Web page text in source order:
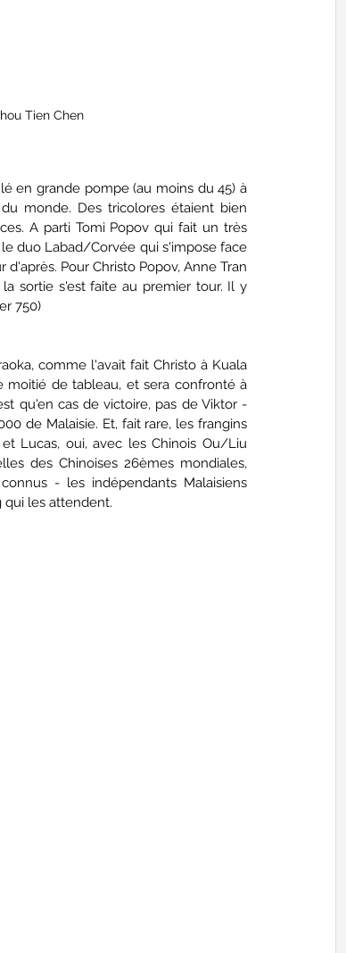
Tien Chen
en grande pompe (au moins du 45) à
monde. Des tricolores étaient bien
A parti Tomi Popov qui fait un très
duo Labad/Corvée qui s'impose face
Pour Christo Popov, Anne Tran
sortie s'est faite au premier tour. Il y
750)
comme l'avait fait Christo à Kuala
moitié de tableau, et sera confronté à
qu'en cas de victoire, pas de Viktor -
de Malaisie. Et, fait rare, les frangins
Lucas, oui, avec les Chinois Ou/Liu
des Chinoises 26èmes mondiales,
- les indépendants Malaisiens
les attendent.